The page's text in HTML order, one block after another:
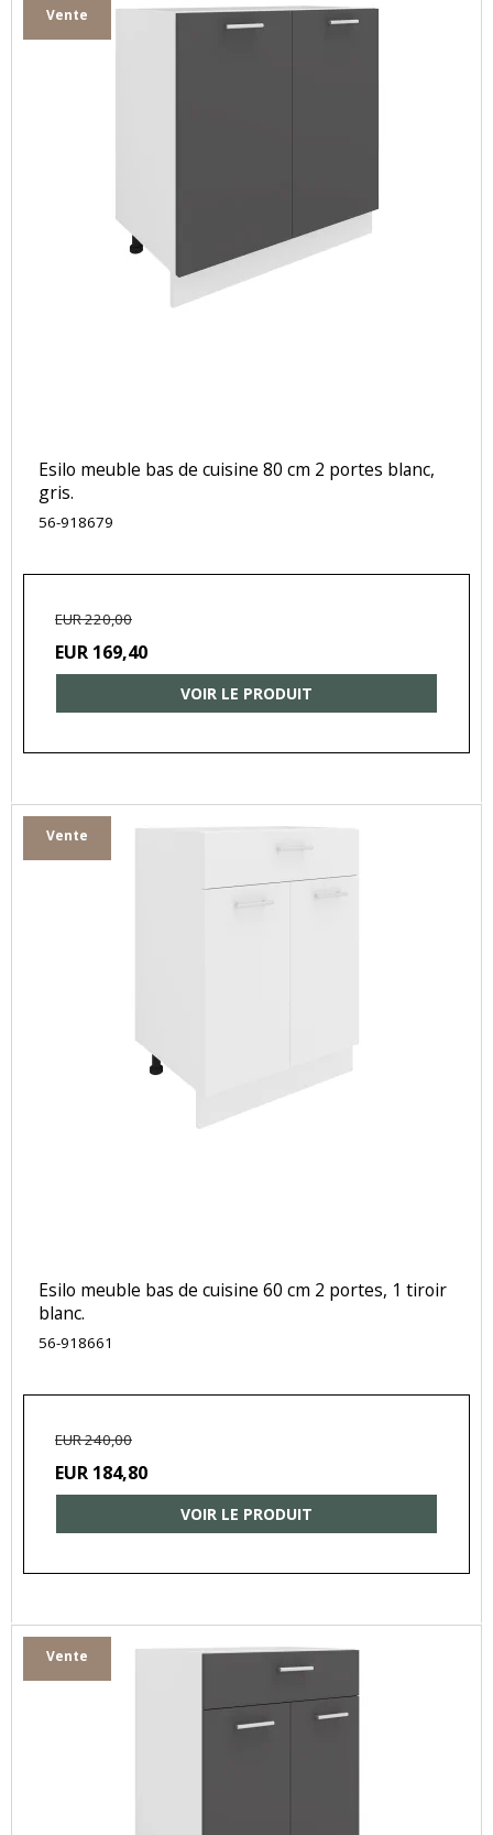
Vente
Esilo meuble bas de cuisine 80 cm 2 portes blanc,
gris.
56-918679
EUR 220,00
EUR 169,40
VOIR LE PRODUIT
Vente
Esilo meuble bas de cuisine 60 cm 2 portes, 1 tiroir
blanc.
56-918661
EUR 240,00
EUR 184,80
VOIR LE PRODUIT
Vente